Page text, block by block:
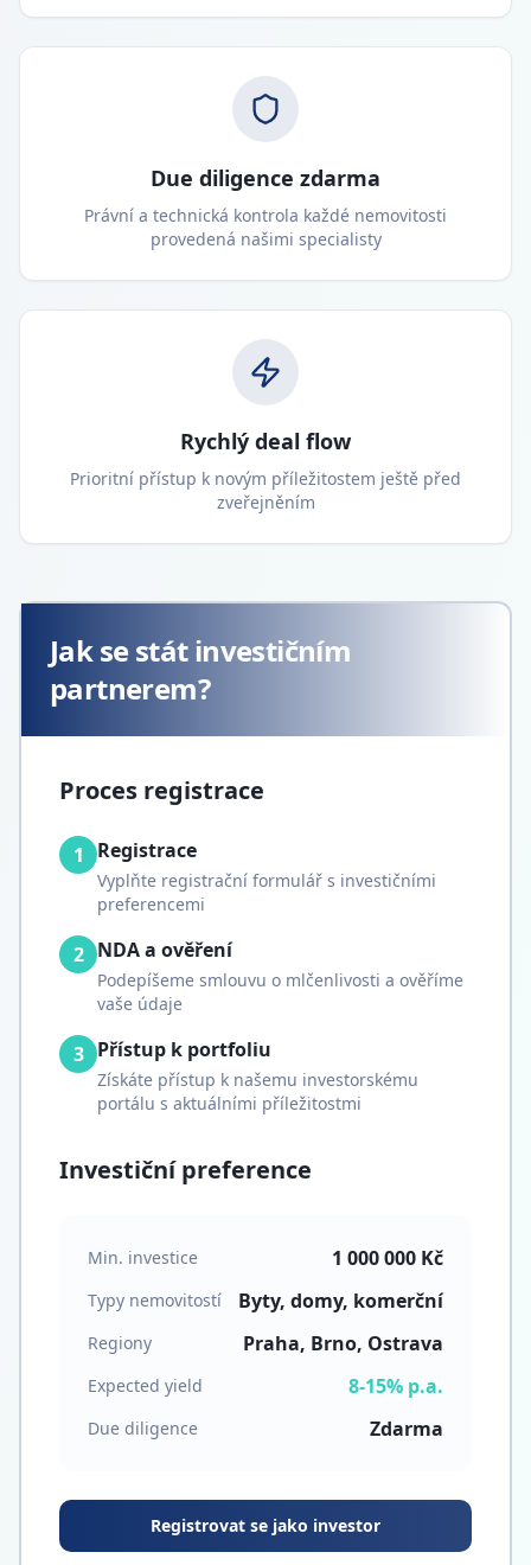
Due diligence zdarma
Právní a technická kontrola každé nemovitosti
provedená našimi specialisty
Rychlý deal flow
Prioritní přístup k novým příležitostem ještě před
zveřejněním
Jak se stát investičním
partnerem?
Proces registrace
1 Registrace
Vyplňte registrační formulář s investičními
preferencemi
2 NDA a ověření
Podepíšeme smlouvu o mlčenlivosti a ověříme
vaše údaje
3 Přístup k portfoliu
Získáte přístup k našemu investorskému
portálu s aktuálními příležitostmi
Investiční preference
Min. investice 1 000 000 Kč
Typy nemovitostí Byty, domy, komerční
Regiony Praha, Brno, Ostrava
Expected yield 8-15% p.a.
Due diligence Zdarma
Registrovat se jako investor